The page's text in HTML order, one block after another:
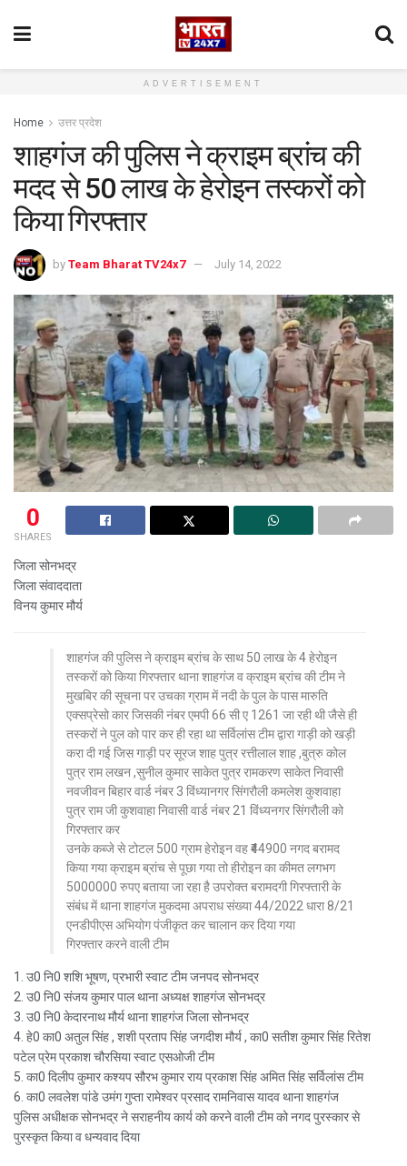
ADVERTISEMENT
Home उत्तर प्रदेश
शाहगंज की पुलिस ने क्राइम ब्रांच की
मदद से 50 लाख के हेरोइन तस्करों को
किया गिरफ्तार
by Team Bharat TV24x7 July 14, 2022
0
SHARES
जिला सोनभद्र
जिला संवाददाता
विनय कुमार मौर्य
शाहगंज की पुलिस ने क्राइम ब्रांच के साथ 50 लाख के 4 हेरोइन
तस्करों को किया गिरफ्तार थाना शाहगंज व क्राइम ब्रांच की टीम ने
मुखबिर की सूचना पर उचका ग्राम में नदी के पुल के पास मारुति
एक्सप्रेसो कार जिसकी नंबर एमपी 66 सी ए 1261 जा रही थी जैसे ही
तस्करों ने पुल को पार कर ही रहा था सर्विलांस टीम द्वारा गाड़ी को खड़ी
करा दी गई जिस गाड़ी पर सूरज शाह पुत्र रत्तीलाल शाह ,बुत्रु कोल
पुत्र राम लखन ,सुनील कुमार साकेत पुत्र रामकरण साकेत निवासी
नवजीवन बिहार वार्ड नंबर 3 विंध्यानगर सिंगरौली कमलेश कुशवाहा
पुत्र राम जी कुशवाहा निवासी वार्ड नंबर 21 विंध्यनगर सिंगरौली को
गिरफ्तार कर
उनके कब्जे से टोटल 500 ग्राम हेरोइन वह ₹44900 नगद बरामद
किया गया क्राइम ब्रांच से पूछा गया तो हीरोइन का कीमत लगभग
5000000 रुपए बताया जा रहा है उपरोक्त बरामदगी गिरफ्तारी के
संबंध में थाना शाहगंज मुकदमा अपराध संख्या 44/2022 धारा 8/21
एनडीपीएस अभियोग पंजीकृत कर चालान कर दिया गया
गिरफ्तार करने वाली टीम
1. उ0 नि0 शशि भूषण, प्रभारी स्वाट टीम जनपद सोनभद्र
2. उ0 नि0 संजय कुमार पाल थाना अध्यक्ष शाहगंज सोनभद्र
3. उ0 नि0 केदारनाथ मौर्य थाना शाहगंज जिला सोनभद्र
4. हे0 का0 अतुल सिंह , शशी प्रताप सिंह जगदीश मौर्य , का0 सतीश कुमार सिंह रितेश
पटेल प्रेम प्रकाश चौरसिया स्वाट एसओजी टीम
5. का0 दिलीप कुमार कश्यप सौरभ कुमार राय प्रकाश सिंह अमित सिंह सर्विलांस टीम
6. का0 लवलेश पांडे उमंग गुप्ता रामेश्वर प्रसाद रामनिवास यादव थाना शाहगंज
पुलिस अधीक्षक सोनभद्र ने सराहनीय कार्य को करने वाली टीम को नगद पुरस्कार से
पुरस्कृत किया व धन्यवाद दिया